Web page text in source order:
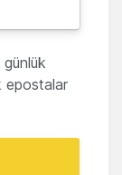
epostalar